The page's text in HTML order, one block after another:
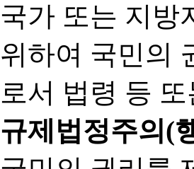
국가 또는 지방
위하여 국민의
로서 법령 등
규제법정주의(